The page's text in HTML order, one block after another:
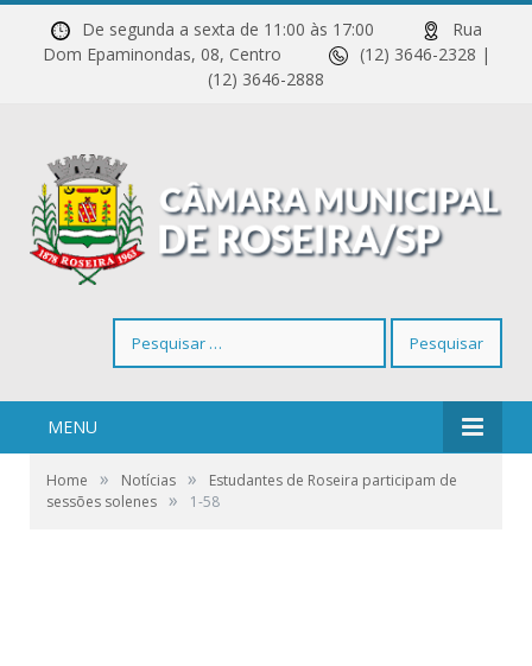
De segunda a sexta de 11:00 às 17:00
Rua
Dom Epaminondas, 08, Centro
(12) 3646-2328 |
(12) 3646-2888
por:
MENU
Home » Notícias »
Estudantes de Roseira participam de
sessões solenes » 1-58